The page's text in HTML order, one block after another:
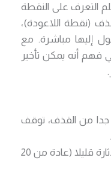
التعرف على النقطة
(نقطة اللاعودة)،
إليها مباشرة. مع
فهم أنه يمكن تأخير
من القذف، توقف
انتظر حتى يهدأ شعور الإثارة قليلا (عادة من 20